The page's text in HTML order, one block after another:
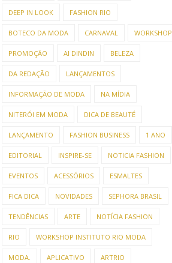
DEEP IN LOOK FASHION RIO
BOTECO DA MODA CARNAVAL WORKSHOP
PROMOÇÃO AI DINDIN BELEZA
DA REDAÇÃO LANÇAMENTOS
INFORMAÇÃO DE MODA NA MÍDIA
NITERÓI EM MODA DICA DE BEAUTÉ
LANÇAMENTO FASHION BUSINESS 1 ANO
EDITORIAL INSPIRE-SE NOTICIA FASHION
EVENTOS ACESSÓRIOS ESMALTES
FICA DICA NOVIDADES SEPHORA BRASIL
TENDÊNCIAS ARTE NOTÍCIA FASHION
RIO WORKSHOP INSTITUTO RIO MODA
MODA. APLICATIVO ARTRIO